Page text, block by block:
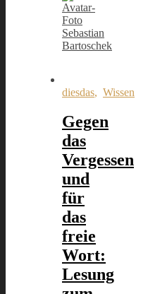
Sebastian
Bartoschek
diesdas, Wissen
Gegen
das
Vergessen
und
für
das
freie
Wort:
Lesung